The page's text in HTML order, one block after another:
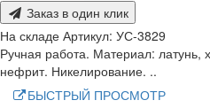
Заказ в один клик
На складе Артикул: УС-3829
Ручная работа. Материал: латунь,
нефрит. Никелирование. ..
БЫСТРЫЙ ПРОСМОТР